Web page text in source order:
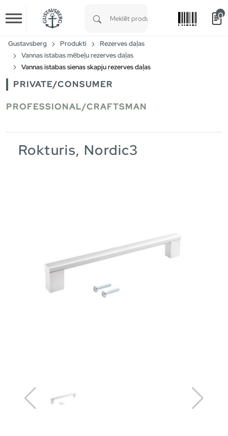
Skip to main content
0
Gustavsberg Produkti
Rezerves daļas
Vannas istabas mēbeļu rezerves daļas
Vannas istabas sienas skapju rezerves daļas
PRIVATE/CONSUMER
PROFESSIONAL/CRAFTSMAN
Rokturis, Nordic3